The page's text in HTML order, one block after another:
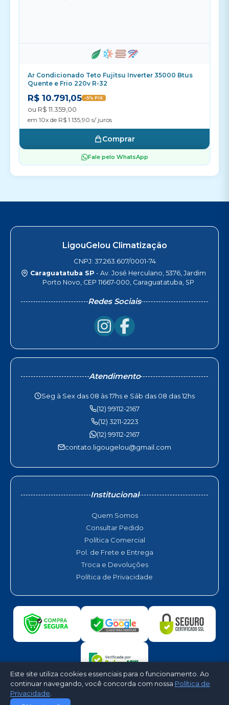
Ar Condicionado Teto Fujitsu Inverter 35000 Btus
Quente e Frio 220v R-32
R$ 10.791,05 -5% PIX
ou R$ 11.359,00
em 10x de R$ 1.135,90 s/ juros
Comprar
Fale pelo WhatsApp
LigouGelou Climatização
CNPJ: 37.263.607/0001-74
Caraguatatuba SP - Av. José Herculano, 5376, Jardim
Porto Novo, CEP 11667-000, Caraguatatuba, SP
Redes Sociais
Atendimento
Seg à Sex das 08 às 17hs e Sáb das 08 das 12hs
(12) 99112-2167
(12) 3211-2223
(12) 99112-2167
contato.ligougelou@gmail.com
Institucional
Quem Somos
Consultar Pedido
Política Comercial
Pol. de Frete e Entrega
Troca e Devoluções
Política de Privacidade
©2026 - LigouGelou Climatização. Todos os direitos reservados -
Este site utiliza cookies essenciais para o funcionamento. Ao
continuar navegando, você concorda com nossa Política de
Privacidade